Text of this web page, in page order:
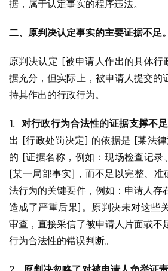
据，属于认定事实的程序违法。
二、原判决认定事实的主要证据不足。
原判决认定 [被申请人作出的具体行
据充分，但实际上，被申请人提交的
持其作出的行政行为。
1. 对行政行为合法性的证据支撑不足
出 [行政处罚决定] 的依据是 [某法
的 [证据名称，例如：现场检查记录
[某一局部事实]，而不足以完整、准
法行为的关键要件，例如：申请人存
造成了严重后果]。原判决未对这些
审查，直接采信了被申请人片面或不
行为合法性的错误判断。